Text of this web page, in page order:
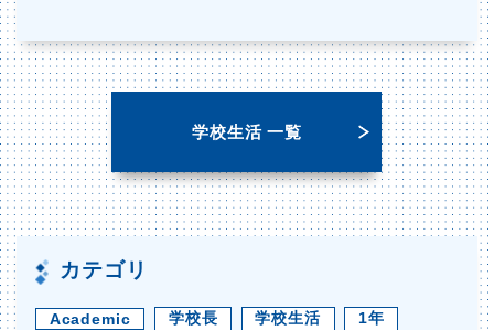
学校生活 一覧
カテゴリ
Academic 学校長 学校生活 1年